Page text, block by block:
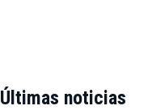
Últimas noticias